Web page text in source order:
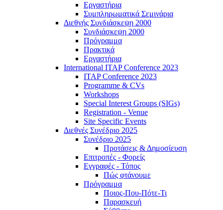
Εργαστήρια
Συμπληρωματικά Σεμινάρια
Διεθνής Συνδιάσκεψη 2000
Συνδιάσκεψη 2000
Πρόγραμμα
Πρακτικά
Εργαστήρια
International ITAP Conference 2023
ITAP Conference 2023
Programme & CVs
Workshops
Special Interest Groups (SIGs)
Registration - Venue
Site Specific Events
Διεθνές Συνέδριο 2025
Συνέδριο 2025
Προτάσεις & Δημοσίευση
Επιτροπές - Φορείς
Εγγραφές - Τόπος
Πώς φτάνουμε
Πρόγραμμα
Ποιος-Που-Πότε-Τι
Παρασκευή